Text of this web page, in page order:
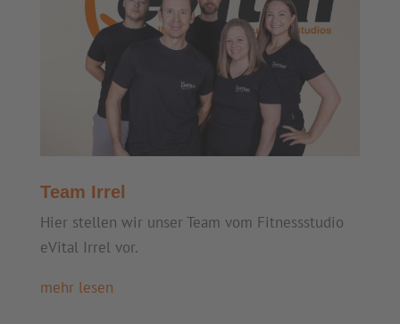
Team Irrel
Hier stellen wir unser Team vom Fitnessstudio
eVital Irrel vor.
mehr lesen